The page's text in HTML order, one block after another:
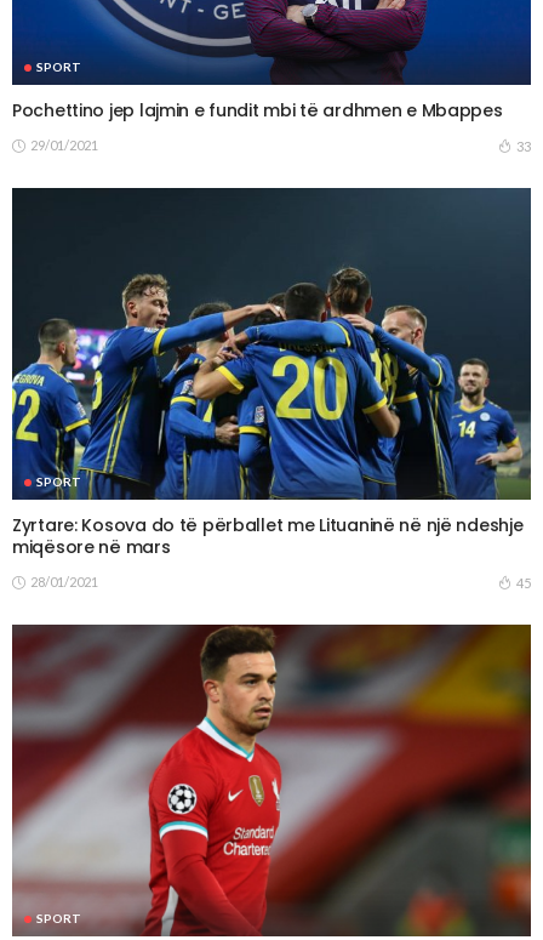
SPORT
Pochettino jep lajmin e fundit mbi të ardhmen e Mbappes
29/01/2021 33
SPORT
Zyrtare: Kosova do të përballet me Lituaninë në një ndeshje
miqësore në mars
28/01/2021 45
SPORT